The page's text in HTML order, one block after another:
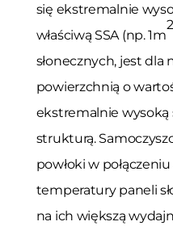
się ekstremalnie
właściwą SSA (np. 1m
2
słonecznych, jest dla
powierzchnią o
ekstremalnie wysoką
strukturą.
powłoki w
temperatury paneli
na ich większą